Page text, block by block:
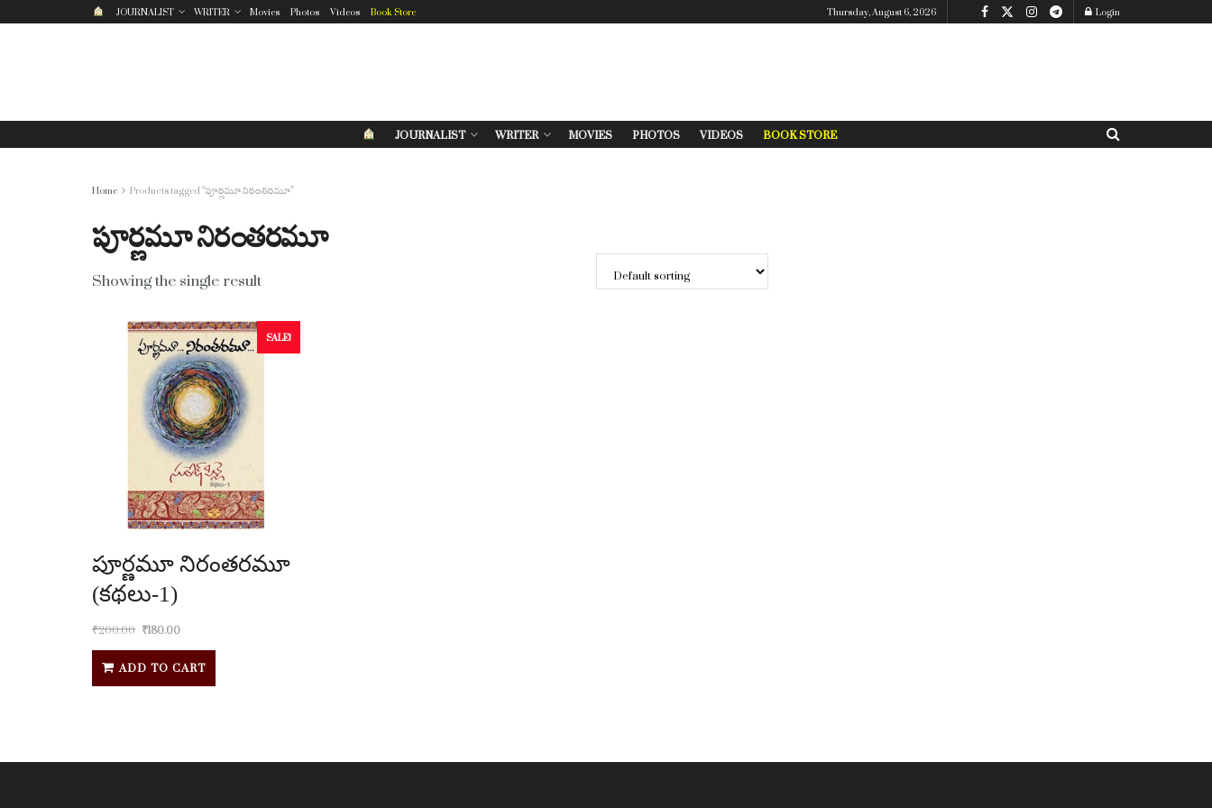
JOURNALIST WRITER Movies Photos Videos Book Store Thursday, August 6, 2026 Login
JOURNALIST WRITER MOVIES PHOTOS VIDEOS BOOK STORE
Home Products tagged “పూర్ణమూ నిరంతరమూ”
పూర్ణమూ నిరంతరమూ
Showing the single result
SALE!
పూర్ణమూ నిరంతరమూ
(కథలు-1)
₹200.00 ₹180.00
ADD TO CART